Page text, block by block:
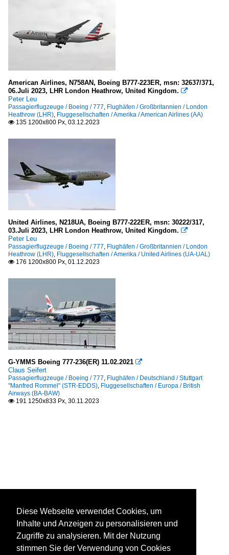
American Airlines, N758AN, Boeing B777-223ER, msn: 32637/371,
06.Juli 2023, LHR London Heathrow, United Kingdom. 
Peter Leu
Passagierflugzeuge / Boeing / 777, Flughäfen / Großbritannien / London
Heathrow (LHR), Fluggesellschaften / Amerika / American Airlines (AA)
 135 1200x800 Px, 03.12.2023
United Airlines, N218UA, Boeing B777-222ER, msn: 30222/317,
03.Juli 2023, LHR London Heathrow, United Kingdom. 
Peter Leu
Passagierflugzeuge / Boeing / 777, Flughäfen / Großbritannien / London
Heathrow (LHR), Fluggesellschaften / Amerika / United Airlines (UA-UAL)
 176 1200x800 Px, 01.12.2023
G-YMMS Boeing 777-236(ER) 11.02.2021 
Claus Seifert
Passagierflugzeuge / Boeing / 777, Flughäfen / Deutschland / Stuttgart
"Manfred Rommel" (STR-EDDS), Fluggesellschaften / Europa / British
Airways (BA-BAW)
 191 1250x833 Px, 30.11.2023
Diese Webseite verwendet Cookies, um
Inhalte und Anzeigen zu personalisieren und
Zugriffe zu analysieren. Mit der Nutzung
stimmen Sie der Verwendung von Cookies